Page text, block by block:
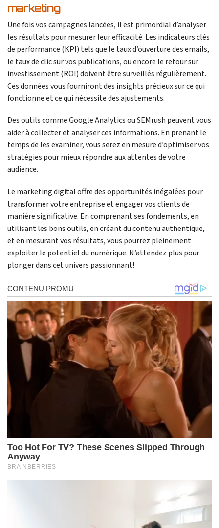
marketing
Une fois vos campagnes lancées, il est primordial d’analyser
les résultats pour mesurer leur efficacité. Les indicateurs clés
de performance (KPI) tels que le taux d’ouverture des emails,
le taux de clic sur vos publications, ou encore le retour sur
investissement (ROI) doivent être surveillés régulièrement.
Ces données vous fourniront des insights précieux sur ce qui
fonctionne et ce qui nécessite des ajustements.
Des outils comme Google Analytics ou SEMrush peuvent vous
aider à collecter et analyser ces informations. En prenant le
temps de les examiner, vous serez en mesure d’optimiser vos
stratégies pour mieux répondre aux attentes de votre
audience.
Le marketing digital offre des opportunités inégalées pour
transformer votre entreprise et engager vos clients de
manière significative. En comprenant ses fondements, en
utilisant les bons outils, en créant du contenu authentique,
et en mesurant vos résultats, vous pourrez pleinement
exploiter le potentiel du numérique. N’attendez plus pour
plonger dans cet univers passionnant!